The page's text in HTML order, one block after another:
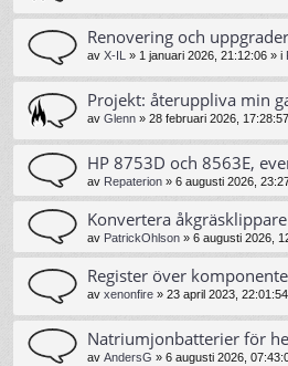
Renovering och
av X-IL » 1 januari 2026, 21:12:06 » i
Projekt: återuppliva min
av Glenn » 28 februari 2026, 17:28:57
HP 8753D och 8563E,
av Repaterion » 6 augusti 2026,
Konvertera
av PatrickOhlson » 6 augusti 2026,
Register över
av xenonfire » 23 april 2023, 22:01:54
Natriumjonbatterier för
av AndersG » 6 augusti 2026,